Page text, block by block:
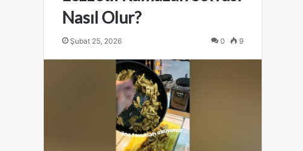
Nasıl Olur?
Şubat 25, 2026 0 9